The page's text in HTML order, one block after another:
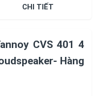
CHI TIẾT
CVS 401 4
Hàng